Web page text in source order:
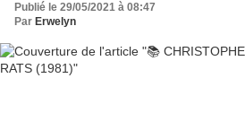
Publié le 29/05/2021 à 08:47
Par Erwelyn